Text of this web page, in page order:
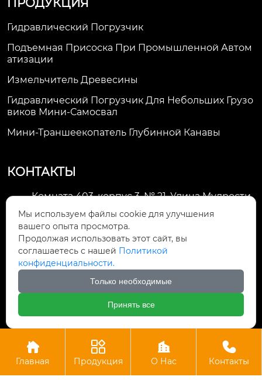
ПРОДУКЦИЯ
Гидравлический Погрузчик
Подъемная Присоска При Промышленной Автом
Атизации
Измельчитель Древесины
Гидравлический Погрузчик Для Небольших Грузо
Виков Мини-Самосвал
Мини-Траншеекопатель Глубинной Канавы
КОНТАКТЫ
Комната 403, корпус 3, № 21, Улица Мудрости,
Зона экономического развития Хуэйшань,
город Уси
li@futaogroup.com

Авторское право©ООО Импорт и экспорт Уси Футао

Главная

Продукция

О Нас

Контакты
Мы используем файлы cookie для улучшения
вашего опыта просмотра.
Продолжая использовать этот сайт, вы
соглашаетесь с нашей Политикой
конфиденциальности.
Только необходимые
Принять все